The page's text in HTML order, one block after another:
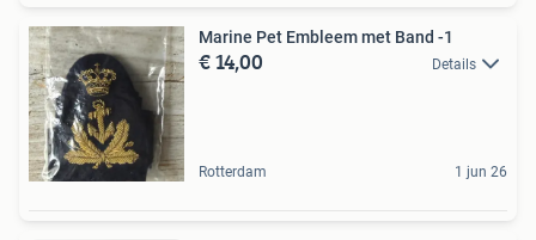
Marine Pet Embleem met Band -1
€ 14,00 Details
Rotterdam 1 jun 26